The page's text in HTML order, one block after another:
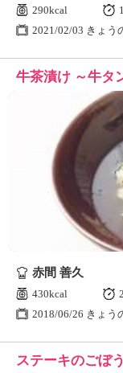
290kcal
2021/02/03 きょう
牛茶漬け ～牛タ
赤間 善久
430kcal
2018/06/26 きょう
ステーキのごぼ